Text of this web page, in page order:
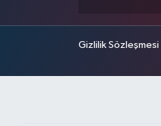
Gizlilik Sözleşmesi